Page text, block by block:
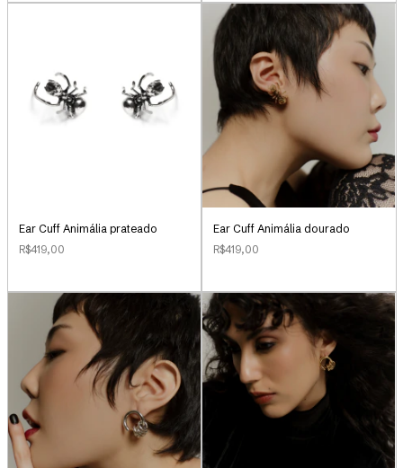
Ear Cuff Animália prateado
R$419,00
Ear Cuff Animália dourado
R$419,00